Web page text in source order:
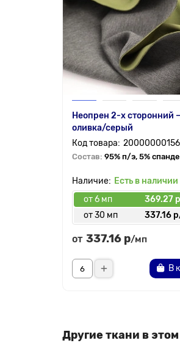
Неопрен 2-х сторонний
оливка/серый
Состав: 95% п/э, 5%
Есть в наличии
от 6 мп
369.27
от 30 мп
337.16
от 337.16 р/мп
В
Другие ткани в